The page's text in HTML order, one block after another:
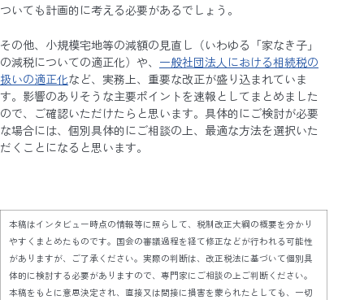
ついても計画的に考える必要があるでしょう。
その他、小規模宅地等の減額の見直し（いわゆる「家なき子」
の減税についての適正化）や、 一般社団法人における相続税の
扱いの適正化など、実務上、重要な改正が盛り込まれていま
す。影響のありそうな主要ポイントを速報としてまとめました
ので、ご確認いただけたらと思います。具体的にご検討が必要
な場合には、個別具体的にご相談の上、最適な方法を選択いた
だくことになると思います。
本稿はインタビュー時点の情報等に照らして、税制改正大綱の概要を分かり
やすくまとめたものです。国会の審議過程を経て修正などが行われる可能性
がありますが、ご了承ください。実際の判断は、改正税法に基づいて個別具
体的に検討する必要がありますので、専門家にご相談の上ご判断ください。
本稿をもとに意思決定され、直接又は間接に損害を蒙られたとしても、一切